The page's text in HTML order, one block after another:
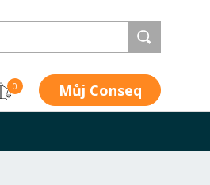
0 Můj Conseq